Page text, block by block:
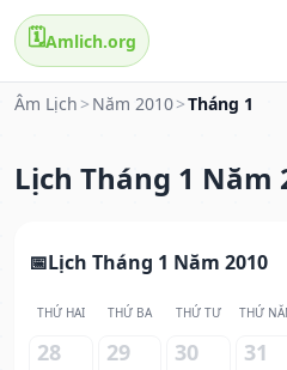
🗓️Amlich.org
Âm Lịch > Năm 2010>Tháng 1
Lịch Tháng 1 Năm
Lịch Tháng 1 Năm 2010
THỨ HAI THỨ BA THỨ TƯ THỨ
28 29 30 31